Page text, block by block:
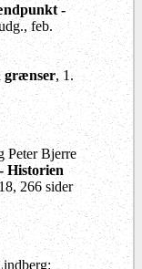
-
feb.
grænser, 1.
Peter Bjerre
Historien
266 sider